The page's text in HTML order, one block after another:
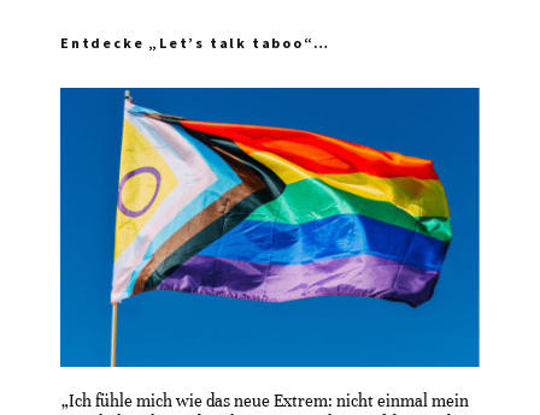
Entdecke „Let’s talk taboo“…
„Ich fühle mich wie das neue Extrem: nicht einmal mein